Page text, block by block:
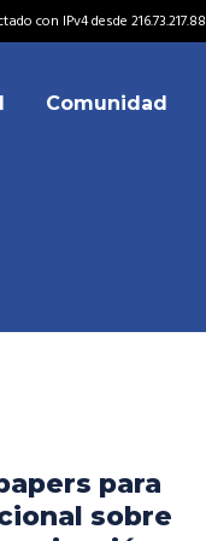
con IPv4 desde 216.73.217.88
Comunidad
para
sobre